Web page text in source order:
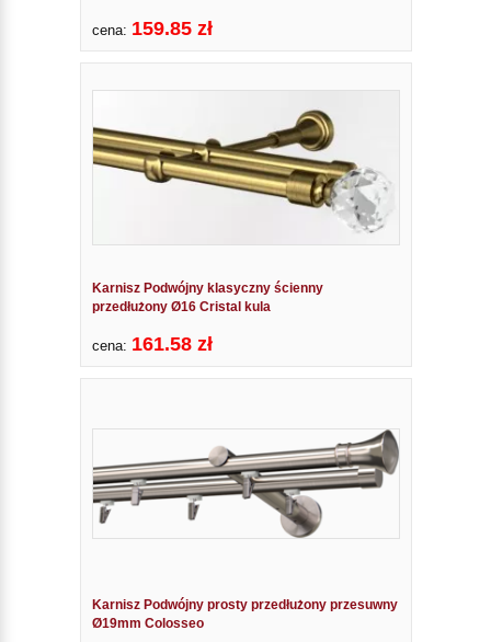
cena: 159.85 zł
Karnisz Podwójny klasyczny ścienny
przedłużony Ø16 Cristal kula
cena: 161.58 zł
Karnisz Podwójny prosty przedłużony przesuwny
Ø19mm Colosseo